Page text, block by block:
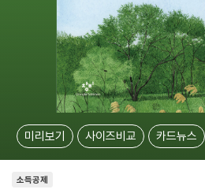
미리보기 사이즈비교 카드뉴스
소득공제